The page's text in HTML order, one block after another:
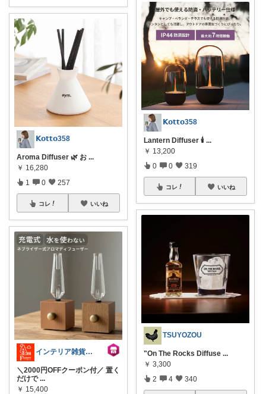
𝗞𝗼𝘁𝘁𝗼358
Aroma Diffuser 🌿 お ...
￥ 16,280
1 0 257
コレ いいね
インテリア雑貨フラネ flaner
＼2000円OFFクーポン付／ 置く
だけで ...
￥ 15,400
𝗞𝗼𝘁𝘁𝗼358
Lantern Diffuser 🕯️ ...
￥ 13,200
0 0 319
コレ いいね
TSUYOZOU
"On The Rocks Diffuse ...
￥ 3,300
2 4 340